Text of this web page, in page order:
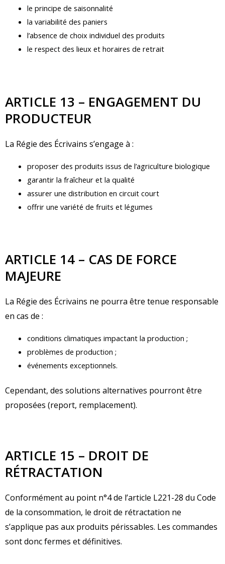
le principe de saisonnalité
la variabilité des paniers
l’absence de choix individuel des produits
le respect des lieux et horaires de retrait
ARTICLE 13 – ENGAGEMENT DU
PRODUCTEUR
La Régie des Écrivains s’engage à :
proposer des produits issus de l’agriculture biologique
garantir la fraîcheur et la qualité
assurer une distribution en circuit court
offrir une variété de fruits et légumes
ARTICLE 14 – CAS DE FORCE
MAJEURE
La Régie des Écrivains ne pourra être tenue responsable
en cas de :
conditions climatiques impactant la production ;
problèmes de production ;
événements exceptionnels.
Cependant, des solutions alternatives pourront être
proposées (report, remplacement).
ARTICLE 15 – DROIT DE
RÉTRACTATION
Conformément au point n°4 de l’article L221-28 du Code
de la consommation, le droit de rétractation ne
s’applique pas aux produits périssables. Les commandes
sont donc fermes et définitives.